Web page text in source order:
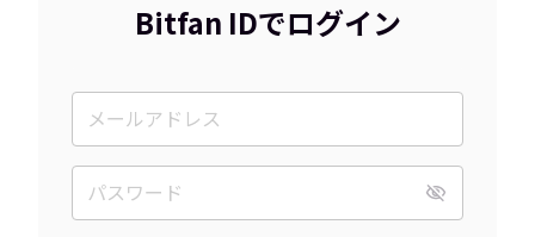
Bitfan IDでログイン